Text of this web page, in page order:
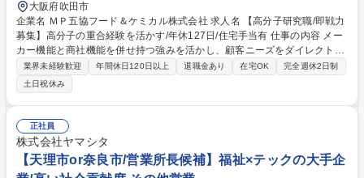
大阪府吹田市
企業名 ＭＰ五協フード＆ケミカル株式会社 求人名 【高分子研究職/即戦力
募集】高分子の重合経験を活かす/年休127日/住宅手当有 仕事の内容 メー
カー機能と商社機能を併せ持つ強みを活かし、顧客ニーズをダイレクトに
製品へ反映できる環境です。自身が手掛けた素材が世の中のあらゆる場面
で貢献する実感を得られることができます。 ■詳細 環境に優しい素材（天
然高分子やリサイクル材）を活用したコーティング剤（塗工剤）の配合検
討、組成開発とその塗工条件の検討、ラボ試作から量産化検討までをお任
せします。市場調査や企画立案、サプライヤーとの技術協力も担当。まず
は業務理解を深め、段階的にメンバー育成やチームマネジメントへ役割を
広げていただきます。将来の管理職候補として、新規事業拡大にチャレン
ジできるポジションです。 募集職種 【高分子研究職/即戦力募集】高分子
業界未経験歓迎 年間休日120日以上 退職金あり 在宅OK
完全週休2日制
土日祝休み
正社員
株式会社ヤマシタ
【天理市or奈良市/営業所長候補】福祉×テックの大手企